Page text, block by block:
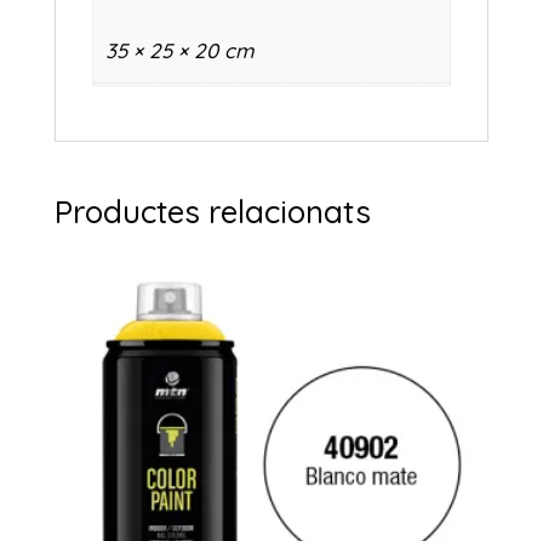
35 × 25 × 20 cm
Productes relacionats